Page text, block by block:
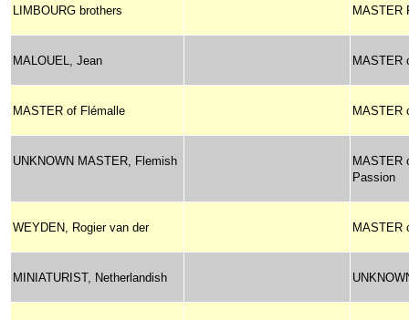
LIMBOURG brothers MASTER
MALOUEL, Jean MASTER
MASTER of Flémalle MASTER
UNKNOWN MASTER, Flemish
MASTER
Passion
WEYDEN, Rogier van der MASTER
MINIATURIST, Netherlandish